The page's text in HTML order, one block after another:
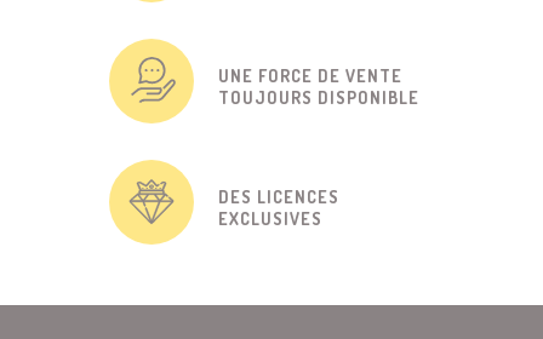
UNE FORCE DE VENTE
TOUJOURS DISPONIBLE
DES LICENCES
EXCLUSIVES